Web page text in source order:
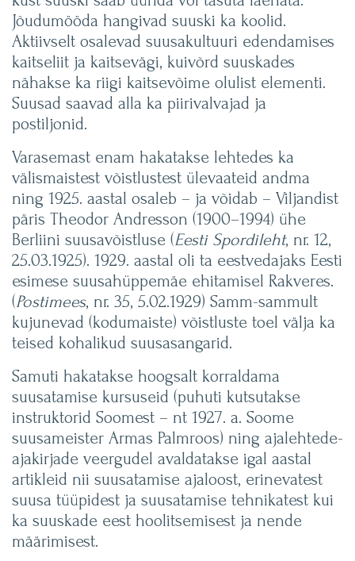
Jõudumööda hangivad suuski ka koolid.
Aktiivselt osalevad suusakultuuri edendamises
kaitseliit ja kaitsevägi, kuivõrd suuskades
nähakse ka riigi kaitsevõime olulist elementi.
Suusad saavad alla ka piirivalvajad ja
postiljonid.
Varasemast enam hakatakse lehtedes ka
välismaistest võistlustest ülevaateid andma
ning 1925. aastal osaleb – ja võidab – Viljandist
päris Theodor Andresson (1900–1994) ühe
Berliini suusavõistluse (Eesti Spordileht, nr. 12,
25.03.1925). 1929. aastal oli ta eestvedajaks Eesti
esimese suusahüppemäe ehitamisel Rakveres.
(Postimees, nr. 35, 5.02.1929) Samm-sammult
kujunevad (kodumaiste) võistluste toel välja ka
teised kohalikud suusasangarid.
Samuti hakatakse hoogsalt korraldama
suusatamise kursuseid (puhuti kutsutakse
instruktorid Soomest – nt 1927. a. Soome
suusameister Armas Palmroos) ning ajalehtede-
ajakirjade veergudel avaldatakse igal aastal
artikleid nii suusatamise ajaloost, erinevatest
suusa tüüpidest ja suusatamise tehnikatest kui
ka suuskade eest hoolitsemisest ja nende
määrimisest.